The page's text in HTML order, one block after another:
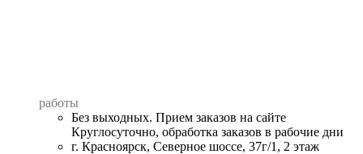
работы
Без выходных. Прием заказов на сайте
Круглосуточно, обработка заказов в рабочие дни
г. Красноярск, Северное шоссе, 37г/1, 2 этаж